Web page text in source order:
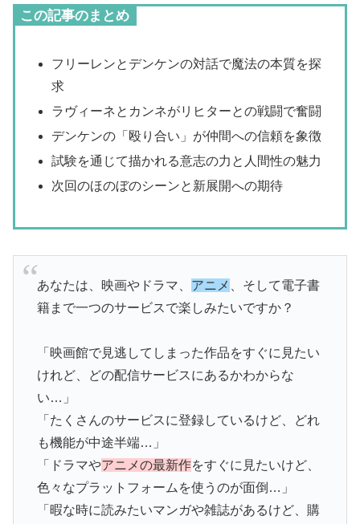
この記事のまとめ
フリーレンとデンケンの対話で魔法の本質を探
求
ラヴィーネとカンネがリヒターとの戦闘で奮闘
デンケンの「殴り合い」が仲間への信頼を象徴
試験を通じて描かれる意志の力と人間性の魅力
次回のほのぼのシーンと新展開への期待
あなたは、映画やドラマ、 アニメ
、そして電子書
籍まで一つのサービスで楽しみたいですか？
「映画館で見逃してしまった作品をすぐに見たい
けれど、どの配信サービスにあるかわからな
い…」
「たくさんのサービスに登録しているけど、どれ
も機能が中途半端…」
「ドラマやアニメの最新作をすぐに見たいけど、
色々なプラットフォームを使うのが面倒…」
「暇な時に読みたいマンガや雑誌があるけど、購